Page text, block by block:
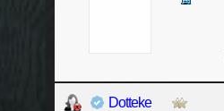
Dotteke